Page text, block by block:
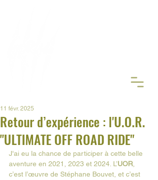
Retour d’expérience : l'U.O.R.
"ULTIMATE OFF ROAD RIDE"
11 févr. 2025
J'ai eu la chance de participer à cette belle
aventure en 2021, 2023 et 2024. L’UOR
c’est l’œuvre de Stéphane Bouvet, et c’est